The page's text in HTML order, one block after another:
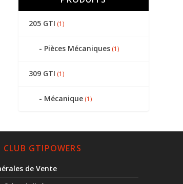
205 GTI (1)
Pièces Mécaniques (1)
309 GTI (1)
Mécanique (1)
CLUB GTIPOWERS
de Vente